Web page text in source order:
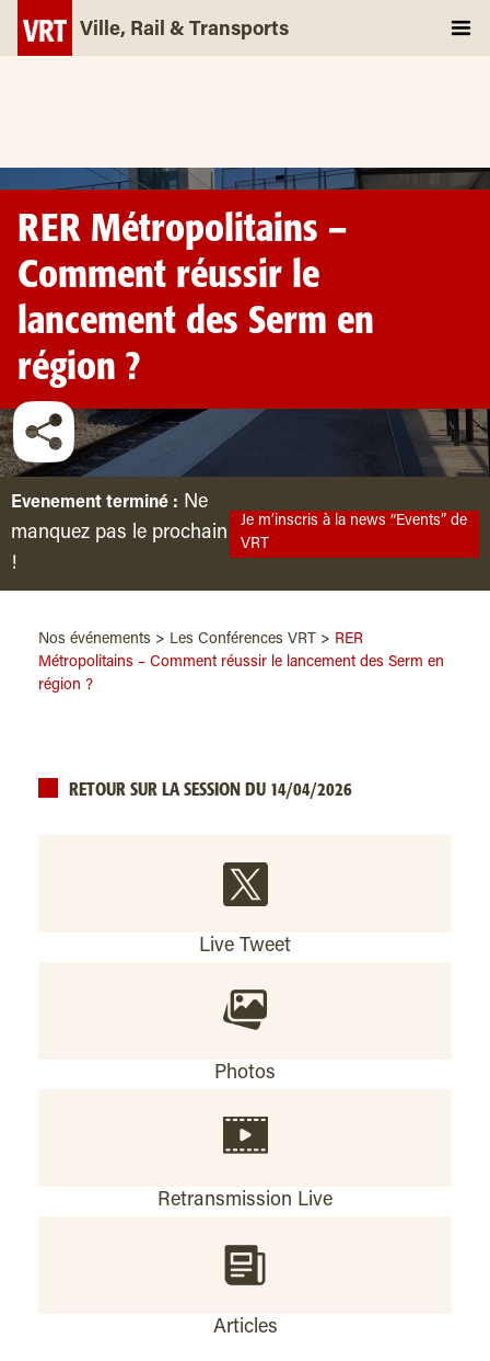
Ville, Rail & Transports
RER Métropolitains –
Comment réussir le
lancement des Serm en
région ?
Evenement terminé : Ne
manquez pas le prochain
!
Je m’inscris à la news “Events” de
VRT
Nos événements > Les Conférences VRT > RER
Métropolitains – Comment réussir le lancement des Serm en
région ?
RETOUR SUR LA SESSION DU 14/04/2026
Live Tweet
Photos
Retransmission Live
Articles